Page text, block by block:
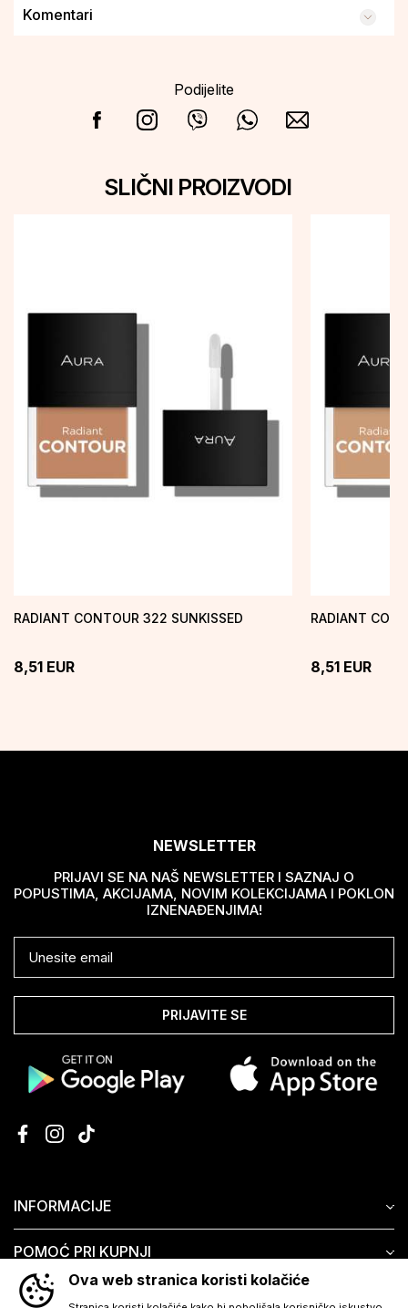
Komentari
Podijelite
SLIČNI PROIZVODI
RADIANT CONTOUR 322 SUNKISSED
8,51 EUR
RADIANT
8,51 EUR
INFORMACIJE
POMOĆ PRI KUPNJI
KORISNIČKI SERVIS
NEWSLETTER
PRIJAVI SE NA NAŠ NEWSLETTER I SAZNAJ O
POPUSTIMA, AKCIJAMA, NOVIM KOLEKCIJAMA I POKLON
IZNENAĐENJIMA!
PRIJAVITE SE
Ova web stranica koristi kolačiće